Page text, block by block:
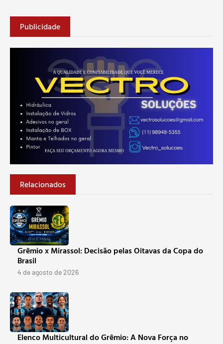
Publicidade
Relacionados
Grêmio x Mirassol: Decisão pelas Oitavas da Copa do
Brasil
4 de agosto de 2026
Elenco Multicultural do Grêmio: A Nova Força no